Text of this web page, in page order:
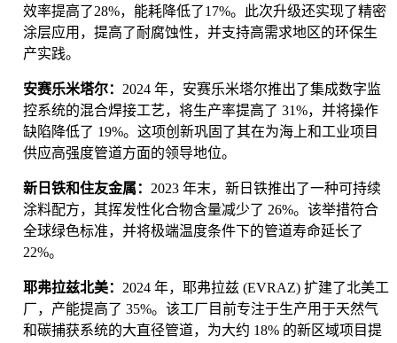
效率提高了28%，能耗降低了17%。此次升级还实现了精密
涂层应用，提高了耐腐蚀性，并支持高需求地区的环保生
产实践。
安赛乐米塔尔： 2024 年，安赛乐米塔尔推出了集成数字监
控系统的混合焊接工艺，将生产率提高了 31%，并将操作
缺陷降低了 19%。这项创新巩固了其在为海上和工业项目
供应高强度管道方面的领导地位。
新日铁和住友金属： 2023 年末，新日铁推出了一种可持续
涂料配方，其挥发性化合物含量减少了 26%。该举措符合
全球绿色标准，并将极端温度条件下的管道寿命延长了
22%。
耶弗拉兹北美： 2024 年，耶弗拉兹 (EVRAZ) 扩建了北美工
厂，产能提高了 35%。该工厂目前专注于生产用于天然气
和碳捕获系统的大直径管道，为大约 18% 的新区域项目提